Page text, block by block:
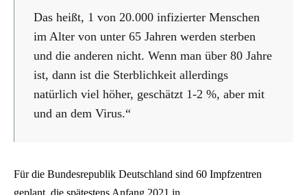
Das heißt, 1 von 20.000 infizierter Menschen
im Alter von unter 65 Jahren werden sterben
und die anderen nicht. Wenn man über 80 Jahre
ist, dann ist die Sterblichkeit allerdings
natürlich viel höher, geschätzt 1-2 %, aber mit
und an dem Virus.“
Für die Bundesrepublik Deutschland sind 60 Impfzentren
geplant, die spätestens Anfang 2021 in